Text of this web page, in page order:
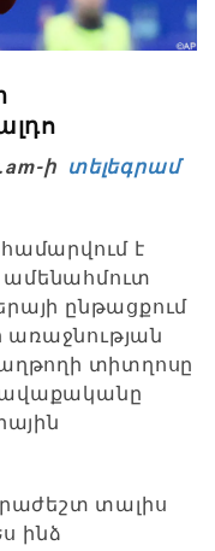
ի տելեգրամ
է
ամենահմուտ
ընթացքում
տիտղոսը
տալիս
ինձ